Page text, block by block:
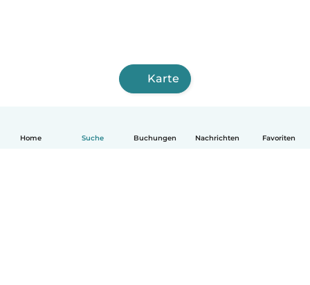
Home Suche Buchungen Nachrichten Favoriten
Karte